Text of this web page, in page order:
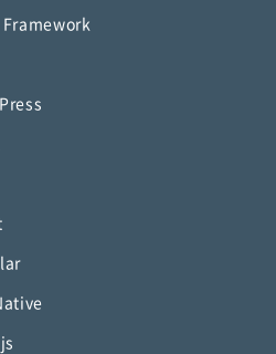
Framework